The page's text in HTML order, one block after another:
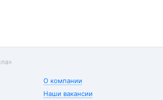
О компании
Наши вакансии